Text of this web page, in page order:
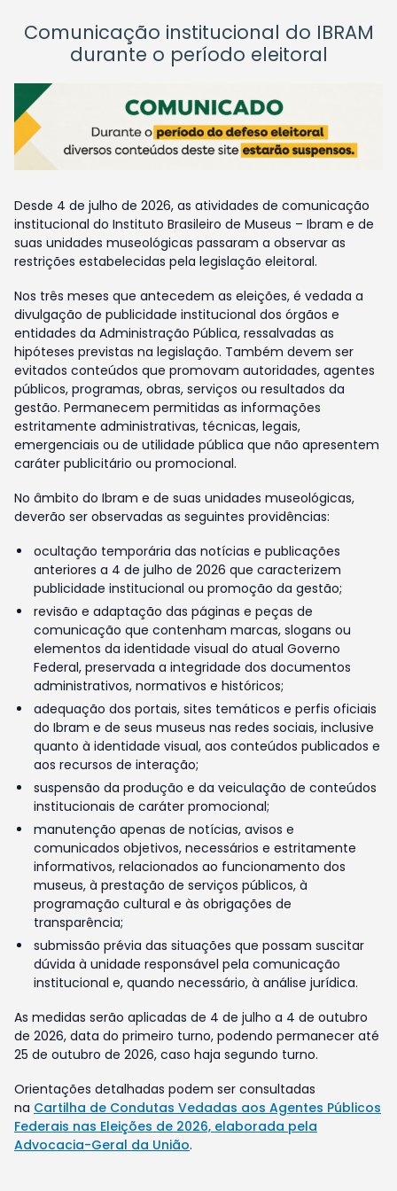
Comunicação institucional do IBRAM
durante o período eleitoral
Desde 4 de julho de 2026, as atividades de comunicação
institucional do Instituto Brasileiro de Museus – Ibram e de
suas unidades museológicas passaram a observar as
restrições estabelecidas pela legislação eleitoral.
Nos três meses que antecedem as eleições, é vedada a
divulgação de publicidade institucional dos órgãos e
entidades da Administração Pública, ressalvadas as
hipóteses previstas na legislação. Também devem ser
evitados conteúdos que promovam autoridades, agentes
públicos, programas, obras, serviços ou resultados da
gestão. Permanecem permitidas as informações
estritamente administrativas, técnicas, legais,
emergenciais ou de utilidade pública que não apresentem
caráter publicitário ou promocional.
No âmbito do Ibram e de suas unidades museológicas,
deverão ser observadas as seguintes providências:
ocultação temporária das notícias e publicações
anteriores a 4 de julho de 2026 que caracterizem
publicidade institucional ou promoção da gestão;
revisão e adaptação das páginas e peças de
comunicação que contenham marcas, slogans ou
elementos da identidade visual do atual Governo
Federal, preservada a integridade dos documentos
administrativos, normativos e históricos;
adequação dos portais, sites temáticos e perfis oficiais
do Ibram e de seus museus nas redes sociais, inclusive
quanto à identidade visual, aos conteúdos publicados e
aos recursos de interação;
suspensão da produção e da veiculação de conteúdos
institucionais de caráter promocional;
manutenção apenas de notícias, avisos e
comunicados objetivos, necessários e estritamente
informativos, relacionados ao funcionamento dos
museus, à prestação de serviços públicos, à
programação cultural e às obrigações de
transparência;
submissão prévia das situações que possam suscitar
dúvida à unidade responsável pela comunicação
institucional e, quando necessário, à análise jurídica.
As medidas serão aplicadas de 4 de julho a 4 de outubro
de 2026, data do primeiro turno, podendo permanecer até
25 de outubro de 2026, caso haja segundo turno.
Orientações detalhadas podem ser consultadas
na Cartilha de Condutas Vedadas aos Agentes Públicos
Federais nas Eleições de 2026, elaborada pela
Advocacia-Geral da União.